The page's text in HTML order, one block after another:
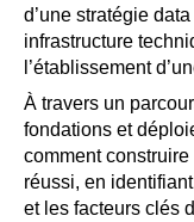
d’une stratégie
infrastructure
l’établissement
À travers un
fondations et
comment construire
réussi, en
et les facteurs clés